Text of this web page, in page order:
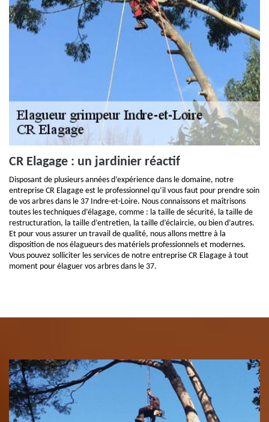
CR Elagage : un jardinier réactif
Disposant de plusieurs années d’expérience dans le domaine, notre
entreprise CR Elagage est le professionnel qu’il vous faut pour prendre soin
de vos arbres dans le 37 Indre-et-Loire. Nous connaissons et maîtrisons
toutes les techniques d’élagage, comme : la taille de sécurité, la taille de
restructuration, la taille d’entretien, la taille d’éclaircie, ou bien d’autres.
Et pour vous assurer un travail de qualité, nous allons mettre à la
disposition de nos élagueurs des matériels professionnels et modernes.
Vous pouvez solliciter les services de notre entreprise CR Elagage à tout
moment pour élaguer vos arbres dans le 37.